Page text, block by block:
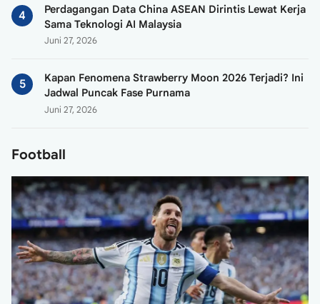
Perdagangan Data China ASEAN Dirintis Lewat Kerja
Sama Teknologi AI Malaysia
Juni 27, 2026
Kapan Fenomena Strawberry Moon 2026 Terjadi? Ini
Jadwal Puncak Fase Purnama
Juni 27, 2026
Football